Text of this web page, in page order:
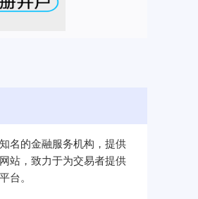
名的金融服务机构，提供
站，致力于为交易者提供
台。